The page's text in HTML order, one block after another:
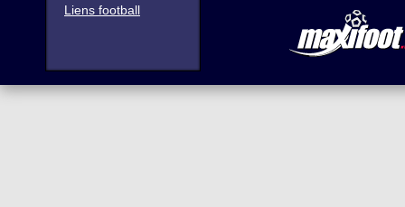
Liens football